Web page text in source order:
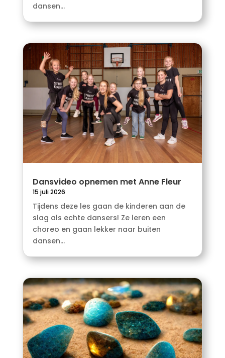
dansen...
Dansvideo opnemen met Anne Fleur
15 juli 2026
Tijdens deze les gaan de kinderen aan de
slag als echte dansers! Ze leren een
choreo en gaan lekker naar buiten
dansen...